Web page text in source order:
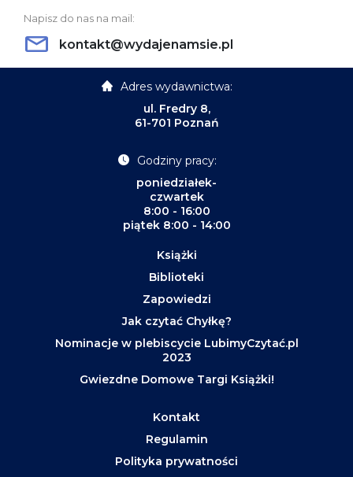
Napisz do nas na mail:
kontakt@wydajenamsie.pl
Adres wydawnictwa:
ul. Fredry 8,
61-701 Poznań
Godziny pracy:
poniedziałek-
czwartek
8:00 - 16:00
piątek 8:00 - 14:00
Książki
Biblioteki
Zapowiedzi
Jak czytać Chyłkę?
Nominacje w plebiscycie LubimyCzytać.pl
2023
Gwiezdne Domowe Targi Książki!
Kontakt
Regulamin
Polityka prywatności